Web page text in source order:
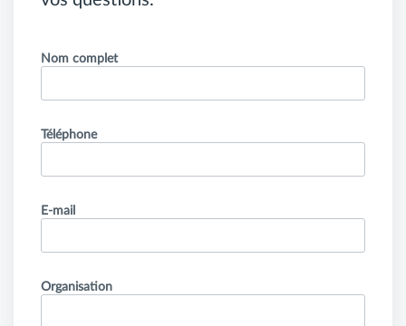
Nom complet
Téléphone
E-mail
Organisation